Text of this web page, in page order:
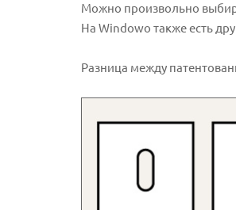
Можно произвольно
На Windowo также есть
Разница между